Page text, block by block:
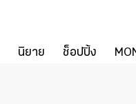
นิยาย ช็อปปิ้ง